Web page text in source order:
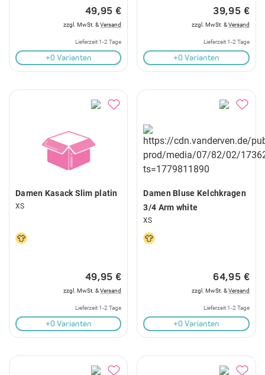
49,95 €
zzgl. MwSt. &Versand
Lieferzeit 1-2 Tage
+0 Varianten
39,95 €
zzgl. MwSt. &Versand
Lieferzeit 1-2 Tage
+0 Varianten
Damen Kasack Slim platin
XS
49,95 €
zzgl. MwSt. &Versand
Lieferzeit 1-2 Tage
+0 Varianten
Damen Bluse Kelchkragen
3/4 Arm white
XS
64,95 €
zzgl. MwSt. &Versand
Lieferzeit 1-2 Tage
+0 Varianten